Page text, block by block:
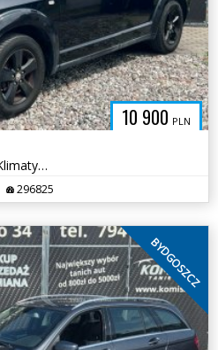
10 900 PLN
Dodge journey 2,0 diesel * Klimatyzacja Hak Skóry 6 biegów * Bydgoszcz
296825
BYDGOSZCZ